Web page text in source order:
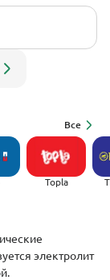
Все
Topla
электролит